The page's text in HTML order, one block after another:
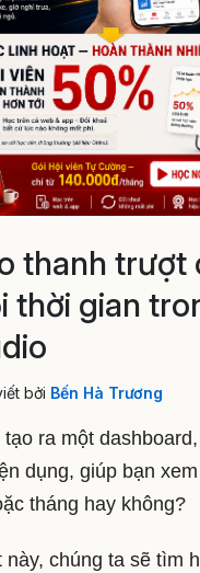
thanh trượt
thời gian
bởi Bến Hà Trương
ra một
dụng, giúp bạn
tháng hay không?
này, chúng ta sẽ tìm